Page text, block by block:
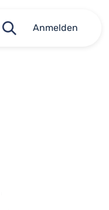
Anmelden